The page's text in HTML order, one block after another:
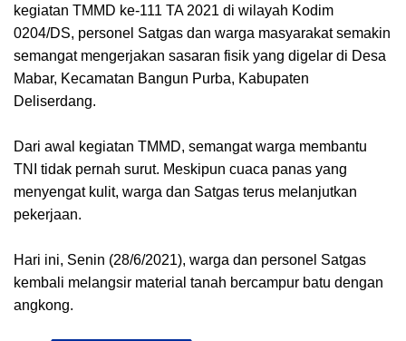
kegiatan TMMD ke-111 TA 2021 di wilayah Kodim
0204/DS, personel Satgas dan warga masyarakat semakin
semangat mengerjakan sasaran fisik yang digelar di Desa
Mabar, Kecamatan Bangun Purba, Kabupaten
Deliserdang.
Dari awal kegiatan TMMD, semangat warga membantu
TNI tidak pernah surut. Meskipun cuaca panas yang
menyengat kulit, warga dan Satgas terus melanjutkan
pekerjaan.
Hari ini, Senin (28/6/2021), warga dan personel Satgas
kembali melangsir material tanah bercampur batu dengan
angkong.